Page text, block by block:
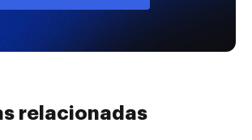
relacionadas